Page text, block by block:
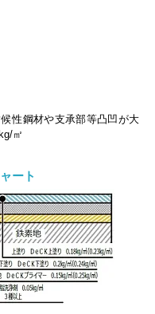
性鋼材や支承部等凸凹が大
㎡
ート